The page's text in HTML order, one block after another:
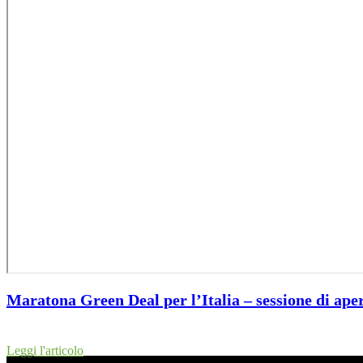
Maratona Green Deal per l’Italia – sessione di
Leggi l'articolo